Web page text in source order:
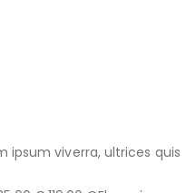
ipsum viverra, ultrices quis